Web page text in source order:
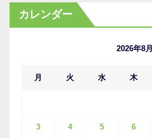
カ
イ
カレンダー
2026年8月
月 火 水 木
3 4 5 6